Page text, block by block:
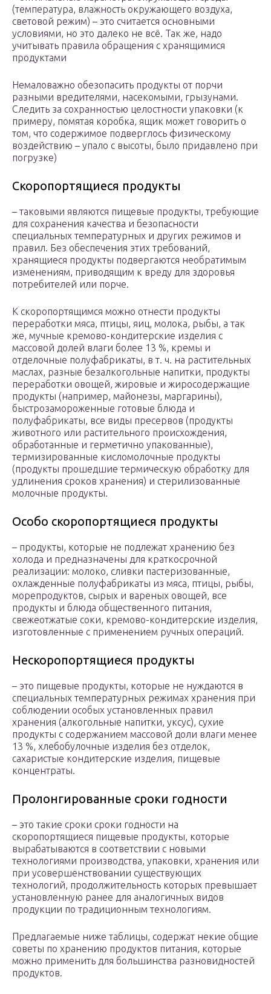
(температура, влажность окружающего воздуха,
световой режим) – это считается основными
условиями, но это далеко не всё. Так же, надо
учитывать правила обращения с хранящимися
продуктами
Немаловажно обезопасить продукты от порчи
разными вредителями, насекомыми, грызунами.
Следить за сохранностью целостности упаковки (к
примеру, помятая коробка, ящик может говорить о
том, что содержимое подверглось физическому
воздействию – упало с высоты, было придавлено при
погрузке)
Скоропортящиеся продукты
– таковыми являются пищевые продукты, требующие
для сохранения качества и безопасности
специальных температурных и других режимов и
правил. Без обеспечения этих требований,
хранящиеся продукты подвергаются необратимым
изменениям, приводящим к вреду для здоровья
потребителей или порче.
К скоропортящимся можно отнести продукты
переработки мяса, птицы, яиц, молока, рыбы, а так
же, мучные кремово-кондитерские изделия с
массовой долей влаги более 13 %, кремы и
отделочные полуфабрикаты, в т. ч. на растительных
маслах, разные безалкогольные напитки, продукты
переработки овощей, жировые и жиросодержащие
продукты (например, майонезы, маргарины),
быстрозамороженные готовые блюда и
полуфабрикаты, все виды пресервов (продукты
животного или растительного происхождения,
обработанные и герметично упакованные),
термизированные кисломолочные продукты
(продукты прошедшие термическую обработку для
удлинения сроков хранения) и стерилизованные
молочные продукты.
Особо скоропортящиеся продукты
– продукты, которые не подлежат хранению без
холода и предназначены для краткосрочной
реализации: молоко, сливки пастеризованные,
охлажденные полуфабрикаты из мяса, птицы, рыбы,
морепродуктов, сырых и вареных овощей, все
продукты и блюда общественного питания,
свежеотжатые соки, кремово-кондитерские изделия,
изготовленные с применением ручных операций.
Нескоропортящиеся продукты
– это пищевые продукты, которые не нуждаются в
специальных температурных режимах хранения при
соблюдении особых установленных правил
хранения (алкогольные напитки, уксус), сухие
продукты с содержанием массовой доли влаги менее
13 %, хлебобулочные изделия без отделок,
сахаристые кондитерские изделия, пищевые
концентраты.
Пролонгированные сроки годности
– это такие сроки сроки годности на
скоропортящиеся пищевые продукты, которые
вырабатываются в соответствии с новыми
технологиями производства, упаковки, хранения или
при усовершенствовании существующих
технологий, продолжительность которых превышает
установленную ранее для аналогичных видов
продукции по традиционным технологиям.
Предлагаемые ниже таблицы, содержат некие общие
советы по хранению продуктов питания, которые
можно применить для большинства разновидностей
продуктов.